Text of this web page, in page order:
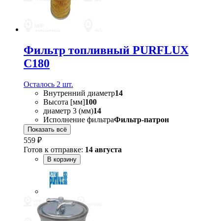
Фильтр топливный PURFLUX
C180
Осталось 2 шт.
Внутренний диаметр14
Высота [мм]100
диаметр 3 (мм)14
Исполнение фильтраФильтр-патрон
Показать всё
559 ₽
Готов к отправке: 14 августа
В корзину